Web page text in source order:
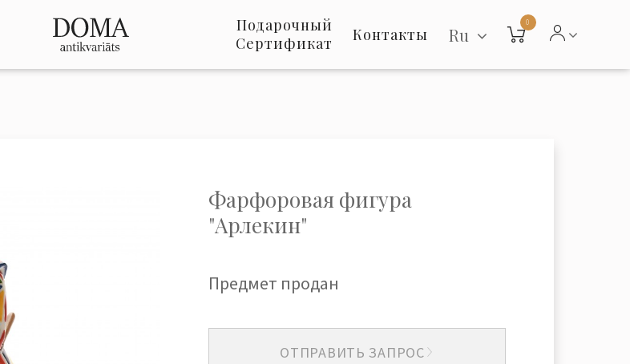
Подарочный
Сертификат
Контакты Ru
0
Фарфоровая фигура
"Арлекин"
Предмет продан
ОТПРАВИТЬ ЗАПРОС